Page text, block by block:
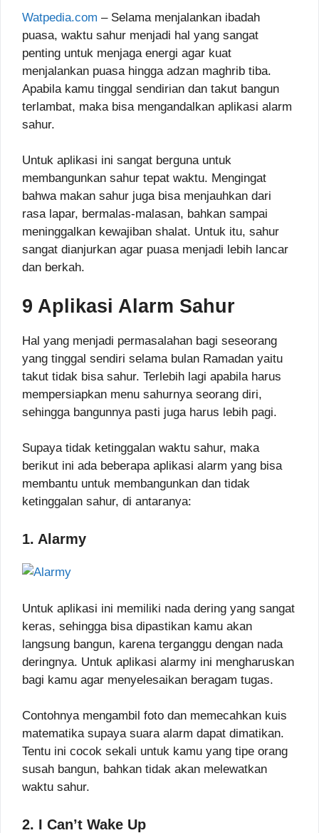
Watpedia.com – Selama menjalankan ibadah
puasa, waktu sahur menjadi hal yang sangat
penting untuk menjaga energi agar kuat
menjalankan puasa hingga adzan maghrib tiba.
Apabila kamu tinggal sendirian dan takut bangun
terlambat, maka bisa mengandalkan aplikasi alarm
sahur.
Untuk aplikasi ini sangat berguna untuk
membangunkan sahur tepat waktu. Mengingat
bahwa makan sahur juga bisa menjauhkan dari
rasa lapar, bermalas-malasan, bahkan sampai
meninggalkan kewajiban shalat. Untuk itu, sahur
sangat dianjurkan agar puasa menjadi lebih lancar
dan berkah.
9 Aplikasi Alarm Sahur
Hal yang menjadi permasalahan bagi seseorang
yang tinggal sendiri selama bulan Ramadan yaitu
takut tidak bisa sahur. Terlebih lagi apabila harus
mempersiapkan menu sahurnya seorang diri,
sehingga bangunnya pasti juga harus lebih pagi.
Supaya tidak ketinggalan waktu sahur, maka
berikut ini ada beberapa aplikasi alarm yang bisa
membantu untuk membangunkan dan tidak
ketinggalan sahur, di antaranya:
1. Alarmy
Untuk aplikasi ini memiliki nada dering yang sangat
keras, sehingga bisa dipastikan kamu akan
langsung bangun, karena terganggu dengan nada
deringnya. Untuk aplikasi alarmy ini mengharuskan
bagi kamu agar menyelesaikan beragam tugas.
Contohnya mengambil foto dan memecahkan kuis
matematika supaya suara alarm dapat dimatikan.
Tentu ini cocok sekali untuk kamu yang tipe orang
susah bangun, bahkan tidak akan melewatkan
waktu sahur.
2. I Can’t Wake Up